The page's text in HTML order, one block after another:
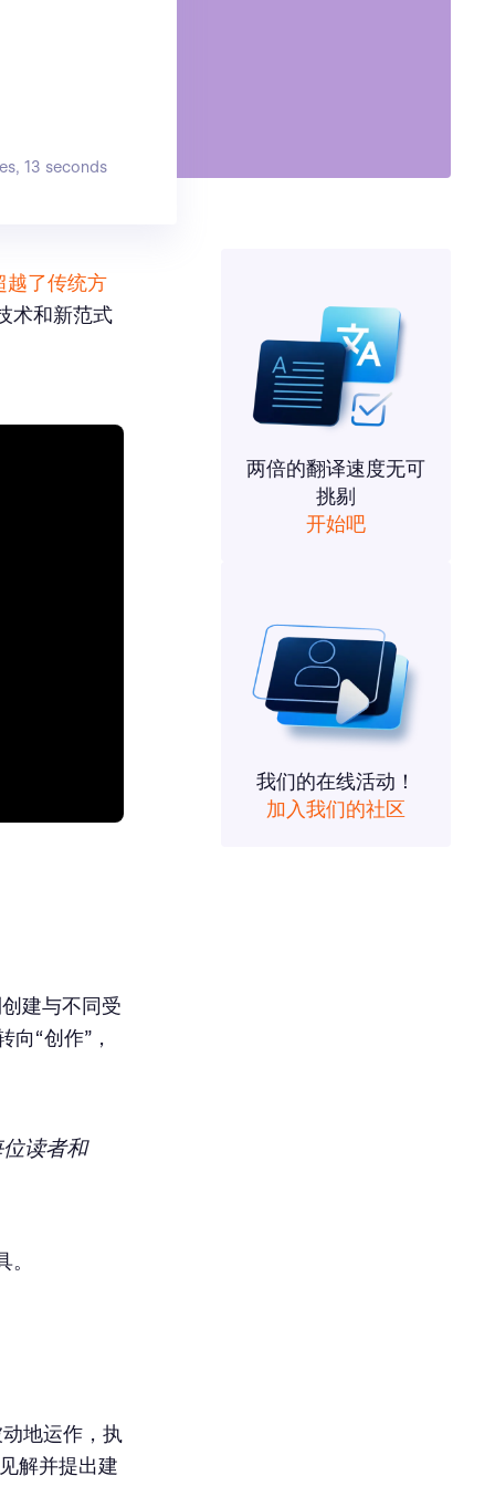
13 seconds
越了传统方
术和新范式
建与不同受
“创作”，
读者和
地运作，执
解并提出建
两倍的翻译速度无可
挑剔
开始吧
我们的在线活动！
加入我们的社区